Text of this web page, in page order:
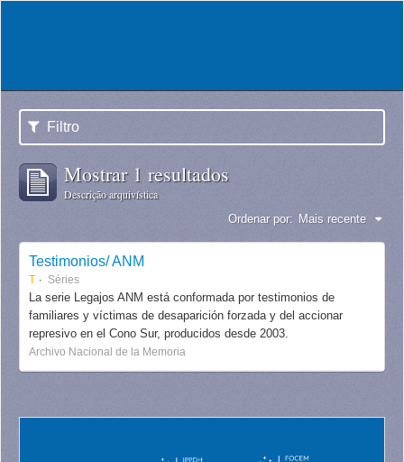
Filtro
Mostrar 1 resultados
Descrição arquivística
Ordenar por: Mais recente
Testimonios/ ANM
T Séries
La serie Legajos ANM está conformada por testimonios de
familiares y víctimas de desaparición forzada y del accionar
represivo en el Cono Sur, producidos desde 2003.
Archivo Nacional de la Memoria